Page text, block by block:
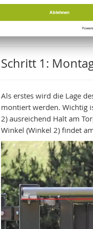
Winkel 1
Winkel 2 am Tor
Gartentorschließer
Schritt 1:
Als erstes wird die Lage
montiert werden. Wichtig
2) ausreichend Halt am
Winkel (Winkel 2) findet